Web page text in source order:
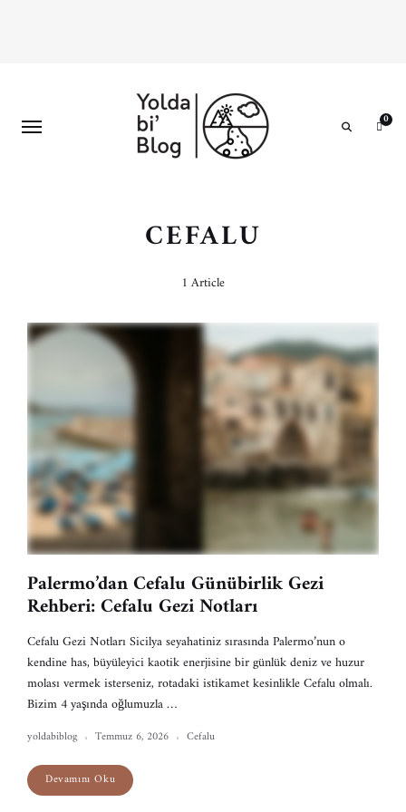
0
CEFALU
1 Article
Palermo’dan Cefalu Günübirlik Gezi
Rehberi: Cefalu Gezi Notları
Cefalu Gezi Notları Sicilya seyahatiniz sırasında Palermo’nun o
kendine has, büyüleyici kaotik enerjisine bir günlük deniz ve huzur
molası vermek isterseniz, rotadaki istikamet kesinlikle Cefalu olmalı.
Bizim 4 yaşında oğlumuzla …
yoldabiblog Temmuz 6, 2026 Cefalu
Devamını Oku